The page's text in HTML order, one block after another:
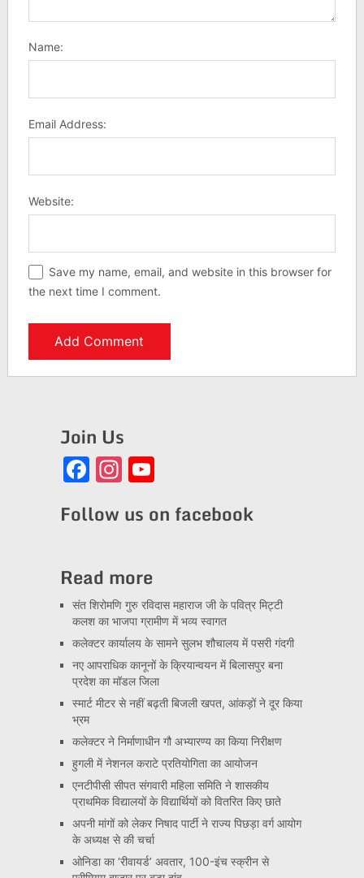
Name:
Email Address:
Website:
Save my name, email, and website in this browser for
the next time I comment.
Join Us
Facebook
Instagram
YouTube
Follow us on facebook
Read more
संत शिरोमणि गुरु रविदास महाराज जी के पवित्र मिट्टी
कलश का भाजपा ग्रामीण में भव्य स्वागत
कलेक्टर कार्यालय के सामने सुलभ शौचालय में पसरी गंदगी
नए आपराधिक कानूनों के क्रियान्वयन में बिलासपुर बना
प्रदेश का मॉडल जिला
स्मार्ट मीटर से नहीं बढ़ती बिजली खपत, आंकड़ों ने दूर किया
भ्रम
कलेक्टर ने निर्माणाधीन गौ अभ्यारण्य का किया निरीक्षण
हुगली में नेशनल कराटे प्रतियोगिता का आयोजन
एनटीपीसी सीपत संगवारी महिला समिति ने शासकीय
प्राथमिक विद्यालयों के विद्यार्थियों को वितरित किए छाते
अपनी मांगों को लेकर निषाद पार्टी ने राज्य पिछड़ा वर्ग आयोग
के अध्यक्ष से की चर्चा
ओनिडा का ‘रीवायर्ड’ अवतार, 100-इंच स्क्रीन से